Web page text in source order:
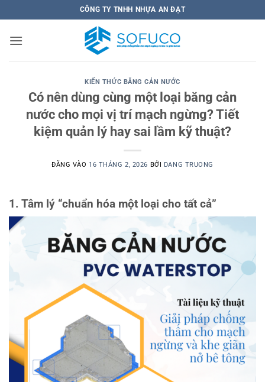
qua
nội
CÔNG TY TNHH NHỰA AN ĐẠT
KIẾN THỨC BĂNG CẢN NƯỚC
Có nên dùng cùng một loại băng cản
nước cho mọi vị trí mạch ngừng? Tiết
kiệm quản lý hay sai lầm kỹ thuật?
ĐĂNG VÀO 16 THÁNG 2, 2026 BỞI DANG TRUONG
1. Tâm lý “chuẩn hóa một loại cho tất cả”